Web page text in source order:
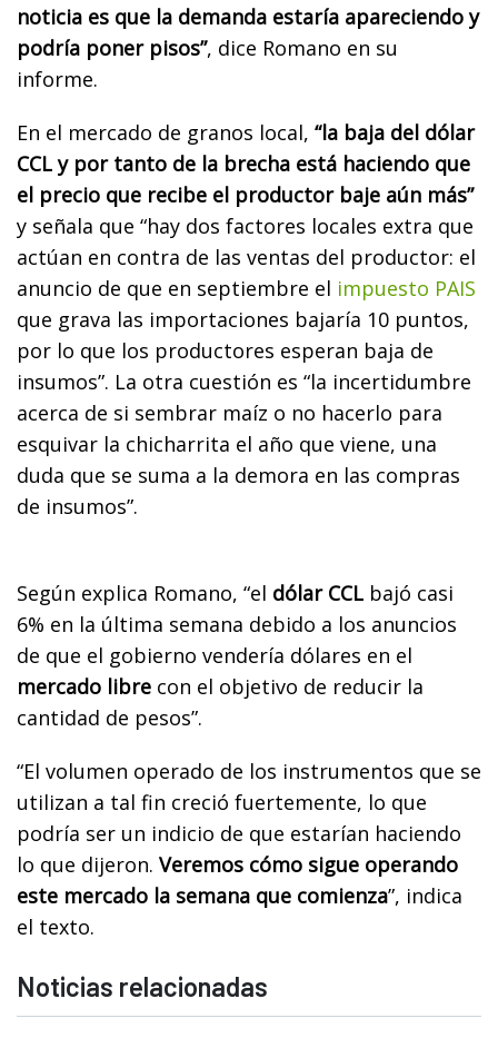
noticia es que la demanda estaría apareciendo y
podría poner pisos”, dice Romano en su
informe.
En el mercado de granos local, “la baja del dólar
CCL y por tanto de la brecha está haciendo que
el precio que recibe el productor baje aún más”
y señala que “hay dos factores locales extra que
actúan en contra de las ventas del productor: el
anuncio de que en septiembre el impuesto PAIS
que grava las importaciones bajaría 10 puntos,
por lo que los productores esperan baja de
insumos”. La otra cuestión es “la incertidumbre
acerca de si sembrar maíz o no hacerlo para
esquivar la chicharrita el año que viene, una
duda que se suma a la demora en las compras
de insumos”.
Según explica Romano, “el dólar CCL bajó casi
6% en la última semana debido a los anuncios
de que el gobierno vendería dólares en el
mercado libre con el objetivo de reducir la
cantidad de pesos”.
“El volumen operado de los instrumentos que se
utilizan a tal fin creció fuertemente, lo que
podría ser un indicio de que estarían haciendo
lo que dijeron. Veremos cómo sigue operando
este mercado la semana que comienza”, indica
el texto.
Noticias relacionadas